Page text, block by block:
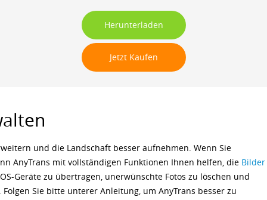
Herunterladen
Jetzt Kaufen
und die Landschaft besser aufnehmen. Wenn Sie
AnyTrans mit vollständigen Funktionen Ihnen helfen, die Bilder
Geräte zu übertragen, unerwünschte Fotos zu löschen und
Folgen Sie bitte unterer Anleitung, um AnyTrans besser zu